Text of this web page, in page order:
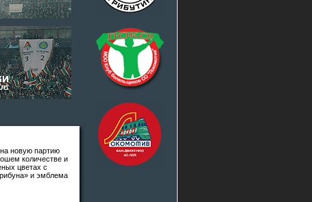
новую партию
количестве и
цветах с
и эмблема